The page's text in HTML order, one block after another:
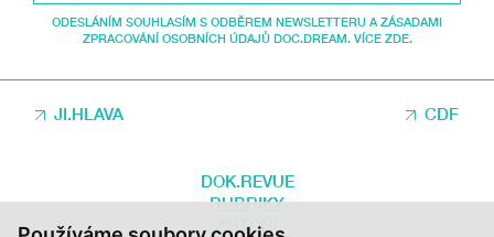
ODESLÁNÍM SOUHLASÍM S ODBĚREM NEWSLETTERU A ZÁSADAMI
ZPRACOVÁNÍ OSOBNÍCH ÚDAJŮ DOC.DREAM. VÍCE ZDE.
JI.HLAVA CDF
DOK.REVUE
RUBRIKY
AUTOŘI